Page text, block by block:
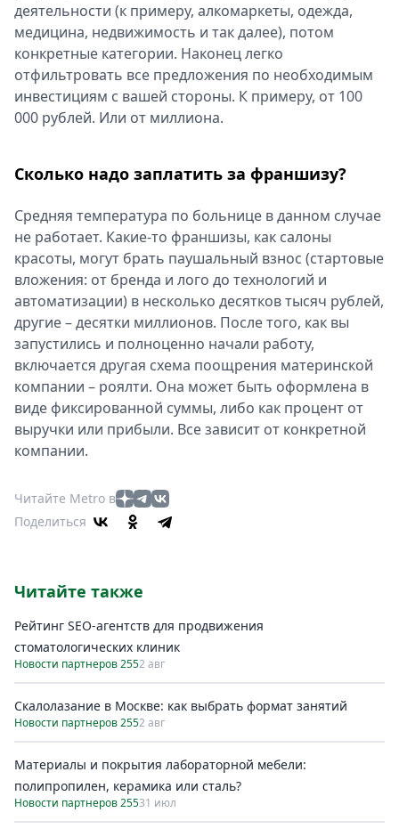
деятельности (к примеру, алкомаркеты, одежда,
медицина, недвижимость и так далее), потом
конкретные категории. Наконец легко
отфильтровать все предложения по необходимым
инвестициям с вашей стороны. К примеру, от 100
000 рублей. Или от миллиона.
Сколько надо заплатить за франшизу?
Средняя температура по больнице в данном случае
не работает. Какие-то франшизы, как салоны
красоты, могут брать паушальный взнос (стартовые
вложения: от бренда и лого до технологий и
автоматизации) в несколько десятков тысяч рублей,
другие – десятки миллионов. После того, как вы
запустились и полноценно начали работу,
включается другая схема поощрения материнской
компании – роялти. Она может быть оформлена в
виде фиксированной суммы, либо как процент от
выручки или прибыли. Все зависит от конкретной
компании.
Читайте Metro в
Поделиться
Читайте также
Рейтинг SEO-агентств для продвижения
стоматологических клиник
Новости партнеров 2552 авг
Скалолазание в Москве: как выбрать формат занятий
Новости партнеров 2552 авг
Материалы и покрытия лабораторной мебели:
полипропилен, керамика или сталь?
Новости партнеров 25531 июл